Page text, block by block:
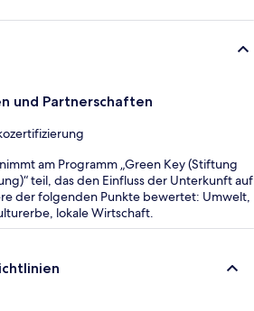
und Partnerschaften
am Programm „Green Key (Stiftung
teil, das den Einfluss der Unterkunft auf
der folgenden Punkte bewertet: Umwelt,
lokale Wirtschaft.